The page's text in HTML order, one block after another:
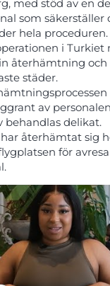
med stöd av en
som säkerställer
hela proceduren.
i Turkiet
återhämtning
städer.
av
behandlas delikat.
återhämtat sig
för